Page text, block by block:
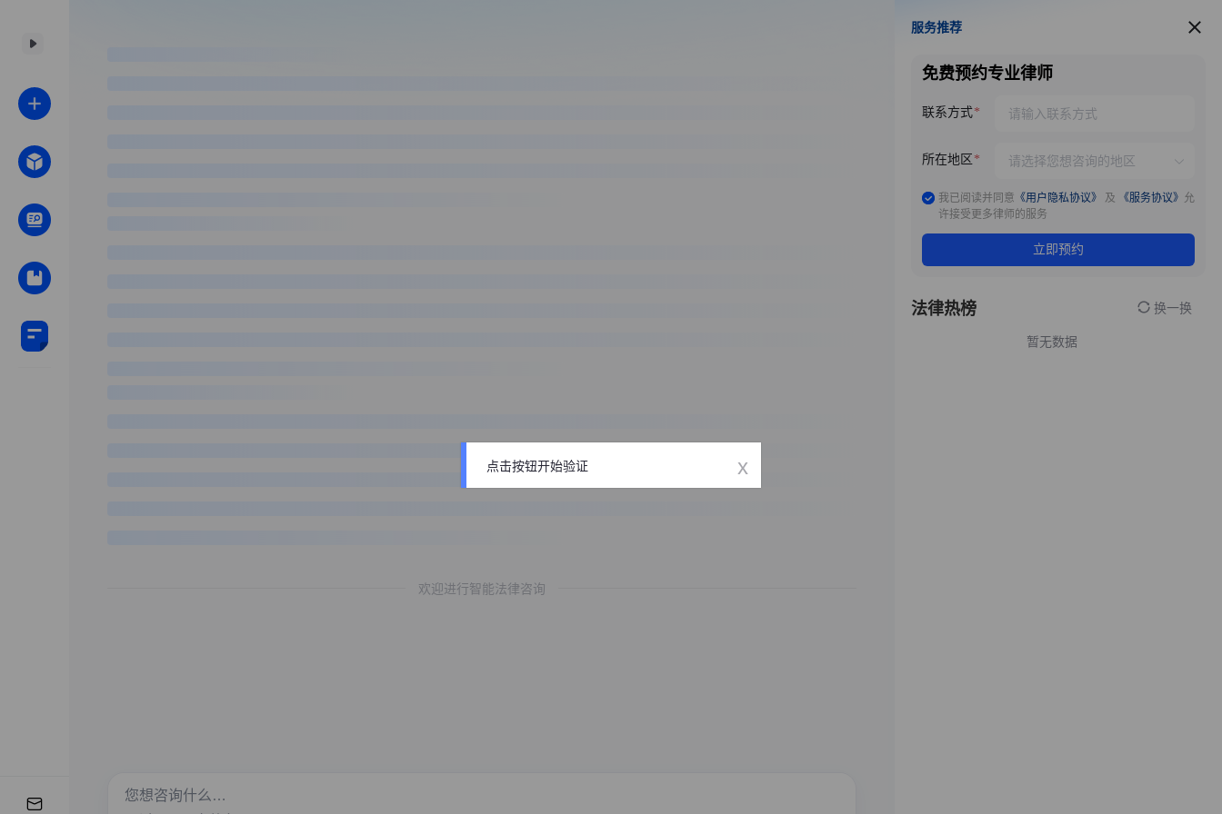
欢迎进行智能法律咨询
服务推荐
服务推荐
免费预约专业律师
联系方式
所在地区
我已阅读并同意 《用户隐私协议》 及 《服务协议》 允
许接受更多律师的服务
立即预约
法律热榜 换一换
暂无数据
点击按钮开始验证 x